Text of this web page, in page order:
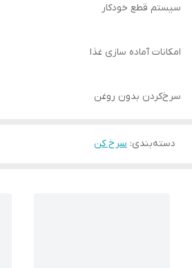
سیستم قطع خودکار
امکانات آماده سازی غذا
سرخ‌کردن بدون روغن
دسته‌بندی: سرخ کن